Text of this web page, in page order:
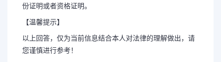
份证明或者资格证明。
【温馨提示】
以上回答，仅为当前信息结合本人对法律的理解做出，请
您谨慎进行参考！
登记工作，申请人会在网上或手机
人可在全...